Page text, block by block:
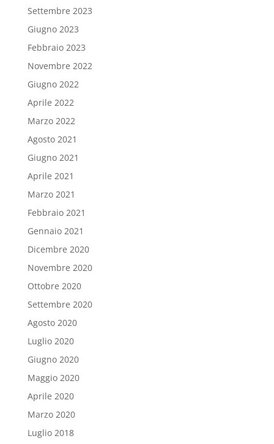
Settembre 2023
Giugno 2023
Febbraio 2023
Novembre 2022
Giugno 2022
Aprile 2022
Marzo 2022
Agosto 2021
Giugno 2021
Aprile 2021
Marzo 2021
Febbraio 2021
Gennaio 2021
Dicembre 2020
Novembre 2020
Ottobre 2020
Settembre 2020
Agosto 2020
Luglio 2020
Giugno 2020
Maggio 2020
Aprile 2020
Marzo 2020
Luglio 2018